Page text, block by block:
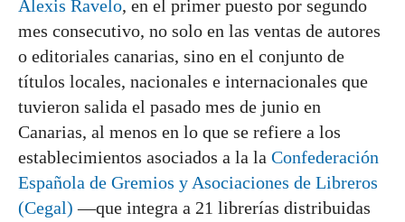
Alexis Ravelo, en el primer puesto por segundo
mes consecutivo, no solo en las ventas de autores
o editoriales canarias, sino en el conjunto de
títulos locales, nacionales e internacionales que
tuvieron salida el pasado mes de junio en
Canarias, al menos en lo que se refiere a los
establecimientos asociados a la la Confederación
Española de Gremios y Asociaciones de Libreros
(Cegal) —que integra a 21 librerías distribuidas